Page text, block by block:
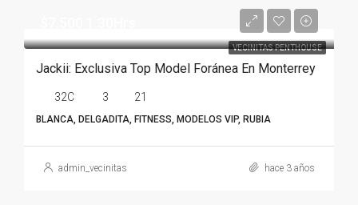
VECINITAS PENTHOUSE
Jackii: Exclusiva Top Model Foránea En Monterrey
32C 3 21
BLANCA, DELGADITA, FITNESS, MODELOS VIP, RUBIA
admin_vecinitas hace 3 años